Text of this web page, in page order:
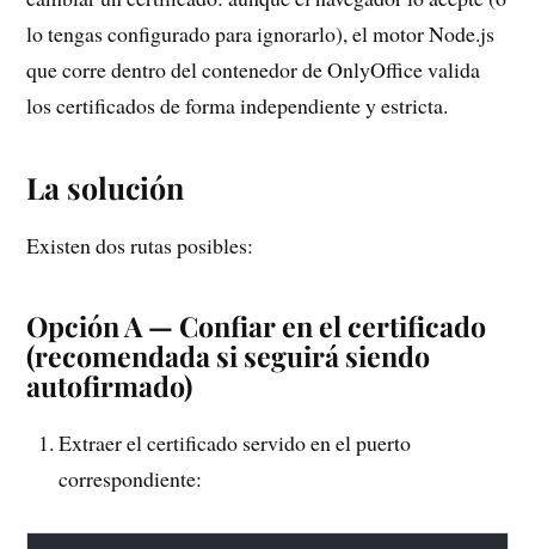
lo tengas configurado para ignorarlo), el motor Node.js
que corre dentro del contenedor de OnlyOffice valida
los certificados de forma independiente y estricta.
La solución
Existen dos rutas posibles:
Opción A — Confiar en el certificado
(recomendada si seguirá siendo
autofirmado)
Extraer el certificado servido en el puerto
correspondiente: